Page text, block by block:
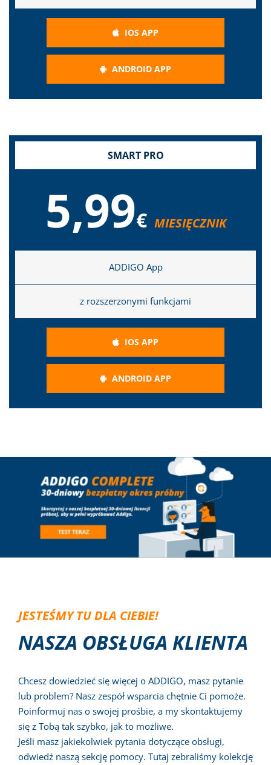
IOS APP
ANDROID APP
SMART PRO
5,99€ MIESIĘCZNIK
ADDIGO App
z rozszerzonymi funkcjami
IOS APP
ANDROID APP
JESTEŚMY TU DLA CIEBIE!
NASZA OBSŁUGA KLIENTA
Chcesz dowiedzieć się więcej o ADDIGO, masz pytanie
lub problem? Nasz zespół wsparcia chętnie Ci pomoże.
Poinformuj nas o swojej prośbie, a my skontaktujemy
się z Tobą tak szybko, jak to możliwe.
Jeśli masz jakiekolwiek pytania dotyczące obsługi,
odwiedź naszą sekcję pomocy. Tutaj zebraliśmy kolekcję